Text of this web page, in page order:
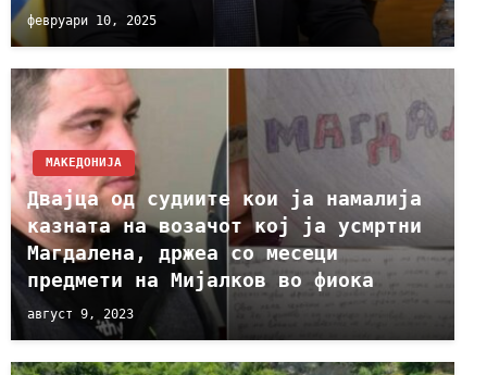
февруари 10, 2025
МАКЕДОНИЈА
Двајца од судиите кои ја намалија
казната на возачот кој ја усмртни
Магдалена, држеа со месеци
предмети на Мијалков во фиока
август 9, 2023